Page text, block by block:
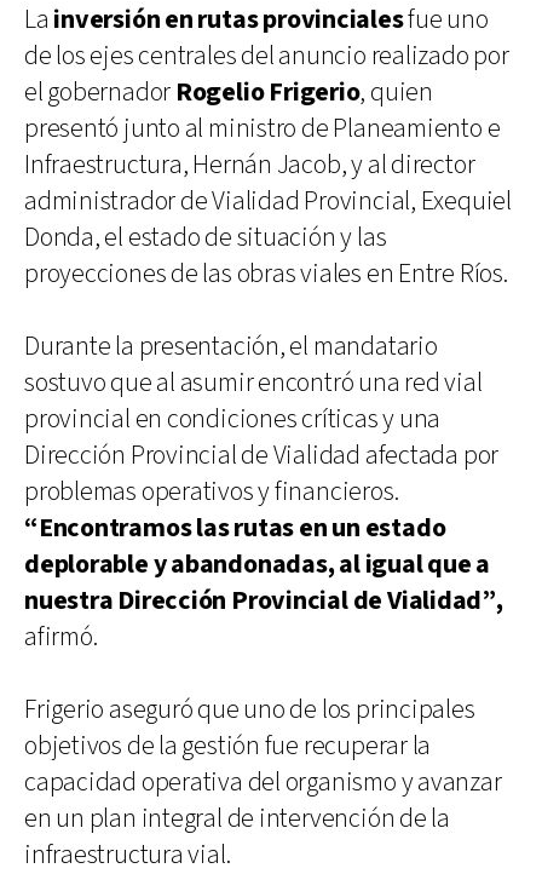
La inversión en rutas provincialesfue uno
de los ejes centrales del anuncio realizado por
el gobernador Rogelio Frigerio, quien
presentó junto al ministro de Planeamiento e
Infraestructura, Hernán Jacob, y al director
administrador de Vialidad Provincial, Exequiel
Donda, el estado de situación y las
proyecciones de las obras viales en Entre Ríos.
Durante la presentación, el mandatario
sostuvo que al asumir encontró una red vial
provincial en condiciones críticas y una
Dirección Provincial de Vialidad afectada por
problemas operativos y financieros.
“Encontramos las rutas en un estado
deplorable y abandonadas, al igual que a
nuestra Dirección Provincial de Vialidad”,
afirmó.
Frigerio aseguró que uno de los principales
objetivos de la gestión fue recuperar la
capacidad operativa del organismo y avanzar
en un plan integral de intervención de la
infraestructura vial.